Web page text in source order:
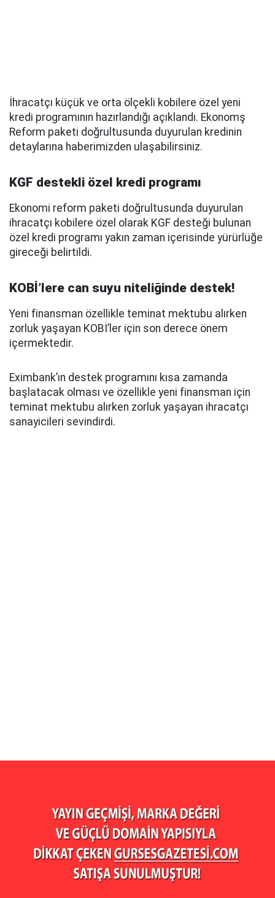
İhracatçı küçük ve orta ölçekli kobilere özel yeni
kredi programının hazırlandığı açıklandı. Ekonomş
Reform paketi doğrultusunda duyurulan kredinin
detaylarına haberimizden ulaşabilirsiniz.
KGF destekli özel kredi programı
Ekonomi reform paketi doğrultusunda duyurulan
ihracatçı kobilere özel olarak KGF desteği bulunan
özel kredi programı yakın zaman içerisinde yürürlüğe
gireceği belirtildi.
KOBİ’lere can suyu niteliğinde destek!
Yeni finansman özellikle teminat mektubu alırken
zorluk yaşayan KOBİ’ler için son derece önem
içermektedir.
Eximbank’ın destek programını kısa zamanda
başlatacak olması ve özellikle yeni finansman için
teminat mektubu alırken zorluk yaşayan ihracatçı
sanayicileri sevindirdi.